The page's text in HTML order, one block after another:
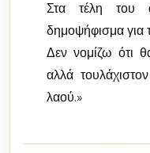
Στα τέλη του
δημοψήφισμα για
Δεν νομίζω ότι
αλλά
λαού.»